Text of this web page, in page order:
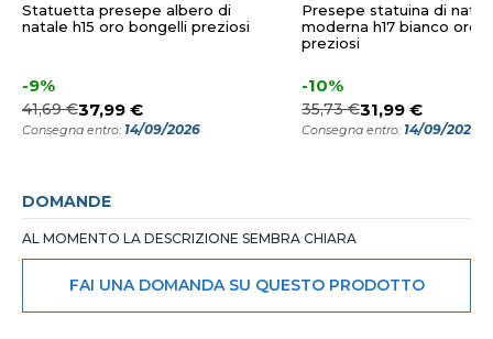
Statuetta presepe albero di
natale h15 oro bongelli preziosi
-9%
41,69 €37,99 €
Consegna entro: 14/09/2026
Presepe statuina di
moderna h17 bianco oro
preziosi
-10%
35,73 €31,99 €
Consegna entro: 14/09/2026
DOMANDE
AL MOMENTO LA DESCRIZIONE SEMBRA CHIARA
FAI UNA DOMANDA SU QUESTO PRODOTTO